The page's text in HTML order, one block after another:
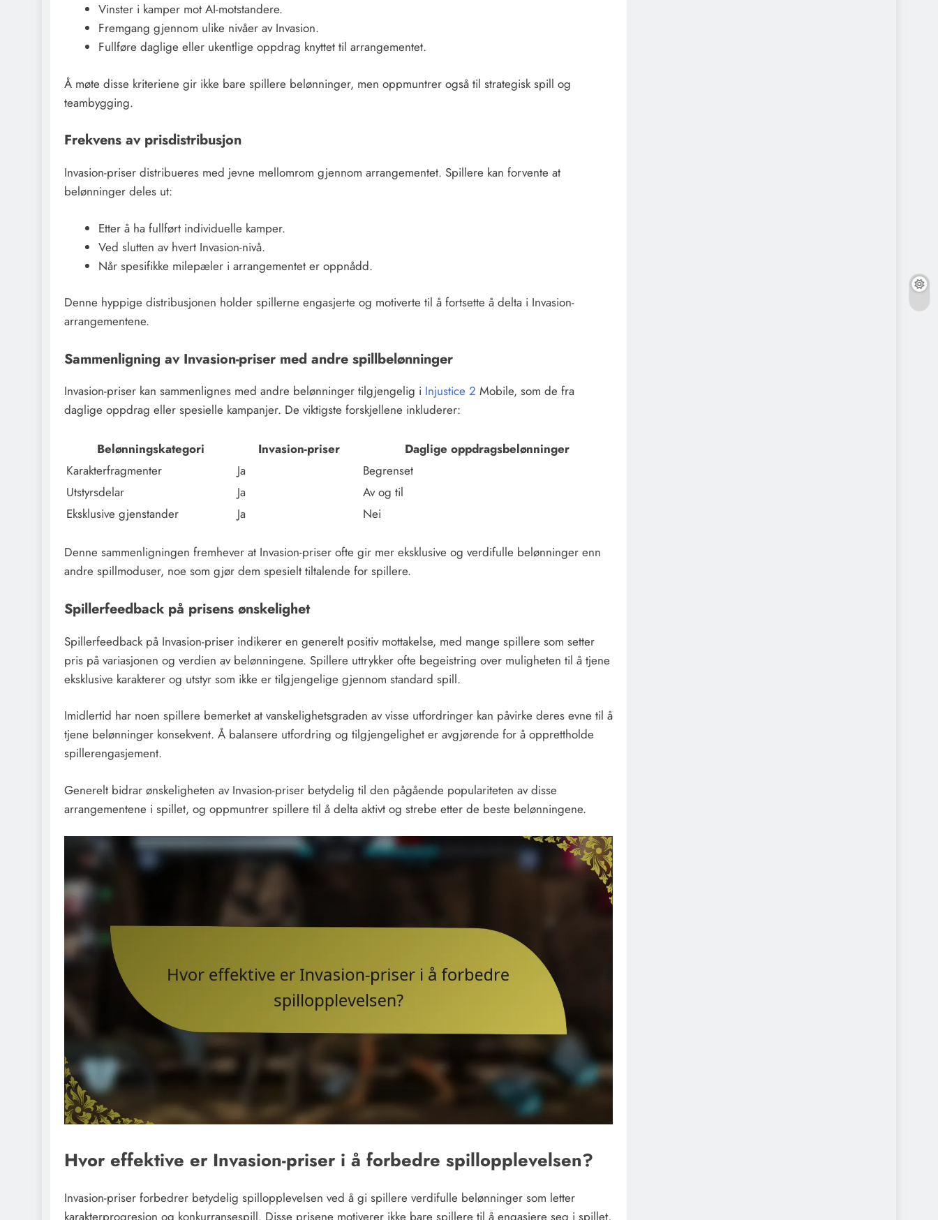
Vinster i kamper mot AI-motstandere.
Fremgang gjennom ulike nivåer av Invasion.
Fullføre daglige eller ukentlige oppdrag knyttet til arrangementet.
Å møte disse kriteriene gir ikke bare spillere belønninger, men oppmuntrer også til strategisk spill og
teambygging.
Frekvens av prisdistribusjon
Invasion-priser distribueres med jevne mellomrom gjennom arrangementet. Spillere kan forvente at
belønninger deles ut:
Etter å ha fullført individuelle kamper.
Ved slutten av hvert Invasion-nivå.
Når spesifikke milepæler i arrangementet er oppnådd.
Denne hyppige distribusjonen holder spillerne engasjerte og motiverte til å fortsette å delta i Invasion-
arrangementene.
Sammenligning av Invasion-priser med andre spillbelønninger
Invasion-priser kan sammenlignes med andre belønninger tilgjengelig i Injustice 2 Mobile, som de fra
daglige oppdrag eller spesielle kampanjer. De viktigste forskjellene inkluderer:
Belønningskategori Invasion-priser
Daglige oppdragsbelønninger
Karakterfragmenter
Ja
Begrenset
Utstyrsdelar
Ja
Av og til
Eksklusive gjenstander
Ja Nei
Denne sammenligningen fremhever at Invasion-priser ofte gir mer eksklusive og verdifulle belønninger enn
andre spillmoduser, noe som gjør dem spesielt tiltalende for spillere.
Spillerfeedback på prisens ønskelighet
Spillerfeedback på Invasion-priser indikerer en generelt positiv mottakelse, med mange spillere som setter
pris på variasjonen og verdien av belønningene. Spillere uttrykker ofte begeistring over muligheten til å tjene
eksklusive karakterer og utstyr som ikke er tilgjengelige gjennom standard spill.
Imidlertid har noen spillere bemerket at vanskelighetsgraden av visse utfordringer kan påvirke deres evne til å
tjene belønninger konsekvent. Å balansere utfordring og tilgjengelighet er avgjørende for å opprettholde
spillerengasjement.
Generelt bidrar ønskeligheten av Invasion-priser betydelig til den pågående populariteten av disse
arrangementene i spillet, og oppmuntrer spillere til å delta aktivt og strebe etter de beste belønningene.
Hvor effektive er Invasion-priser i å forbedre spillopplevelsen?
Invasion-priser forbedrer betydelig spillopplevelsen ved å gi spillere verdifulle belønninger som letter
karakterprogresjon og konkurransespill. Disse prisene motiverer ikke bare spillere til å engasjere seg i spillet,